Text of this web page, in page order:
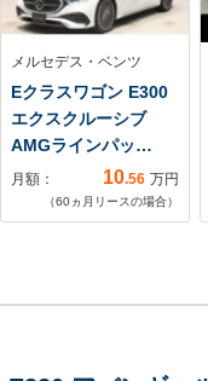
メルセデス・ベンツ
Eクラスワゴン E300
エクスクルーシブ
AMGラインパッ…
月額： 10.56 万円
（60ヵ月リースの場合）